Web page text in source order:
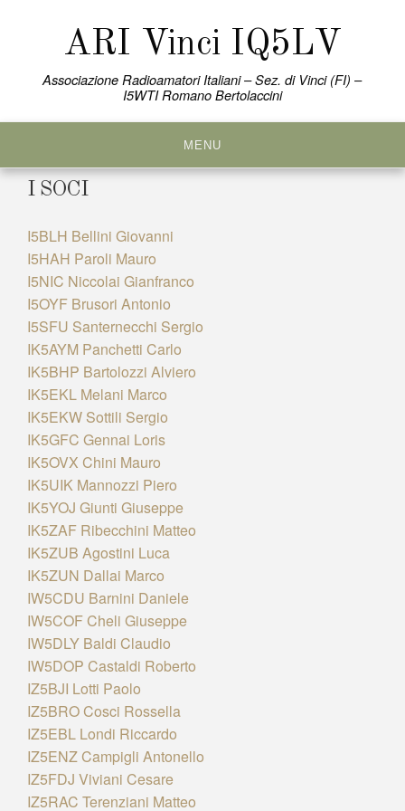
ARI Vinci IQ5LV
Associazione Radioamatori Italiani – Sez. di Vinci (FI) –
I5WTI Romano Bertolaccini
MENU
I SOCI
I5BLH Bellini Giovanni
I5HAH Paroli Mauro
I5NIC Niccolai Gianfranco
I5OYF Brusori Antonio
I5SFU Santernecchi Sergio
IK5AYM Panchetti Carlo
IK5BHP Bartolozzi Alviero
IK5EKL Melani Marco
IK5EKW Sottili Sergio
IK5GFC Gennai Loris
IK5OVX Chini Mauro
IK5UIK Mannozzi Piero
IK5YOJ Giunti Giuseppe
IK5ZAF Ribecchini Matteo
IK5ZUB Agostini Luca
IK5ZUN Dallai Marco
IW5CDU Barnini Daniele
IW5COF Cheli Giuseppe
IW5DLY Baldi Claudio
IW5DOP Castaldi Roberto
IZ5BJI Lotti Paolo
IZ5BRO Cosci Rossella
IZ5EBL Londi Riccardo
IZ5ENZ Campigli Antonello
IZ5FDJ Viviani Cesare
IZ5RAC Terenziani Matteo